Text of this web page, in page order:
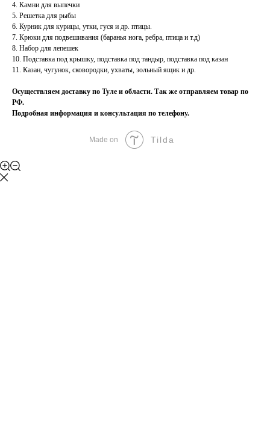
4. Камни для выпечки
5. Решетка для рыбы
6. Курник для курицы, утки, гуся и др. птицы.
7. Крюки для подвешивания (баранья нога, ребра, птица и т.д)
8. Набор для лепешек
10. Подставка под крышку, подставка под тандыр, подставка под казан
11. Казан, чугунок, сковородки, ухваты, зольный ящик и др.
Осуществляем доставку по Туле и области. Так же отправляем товар по
РФ.
Подробная информация и консультация по телефону.
Made on Tilda